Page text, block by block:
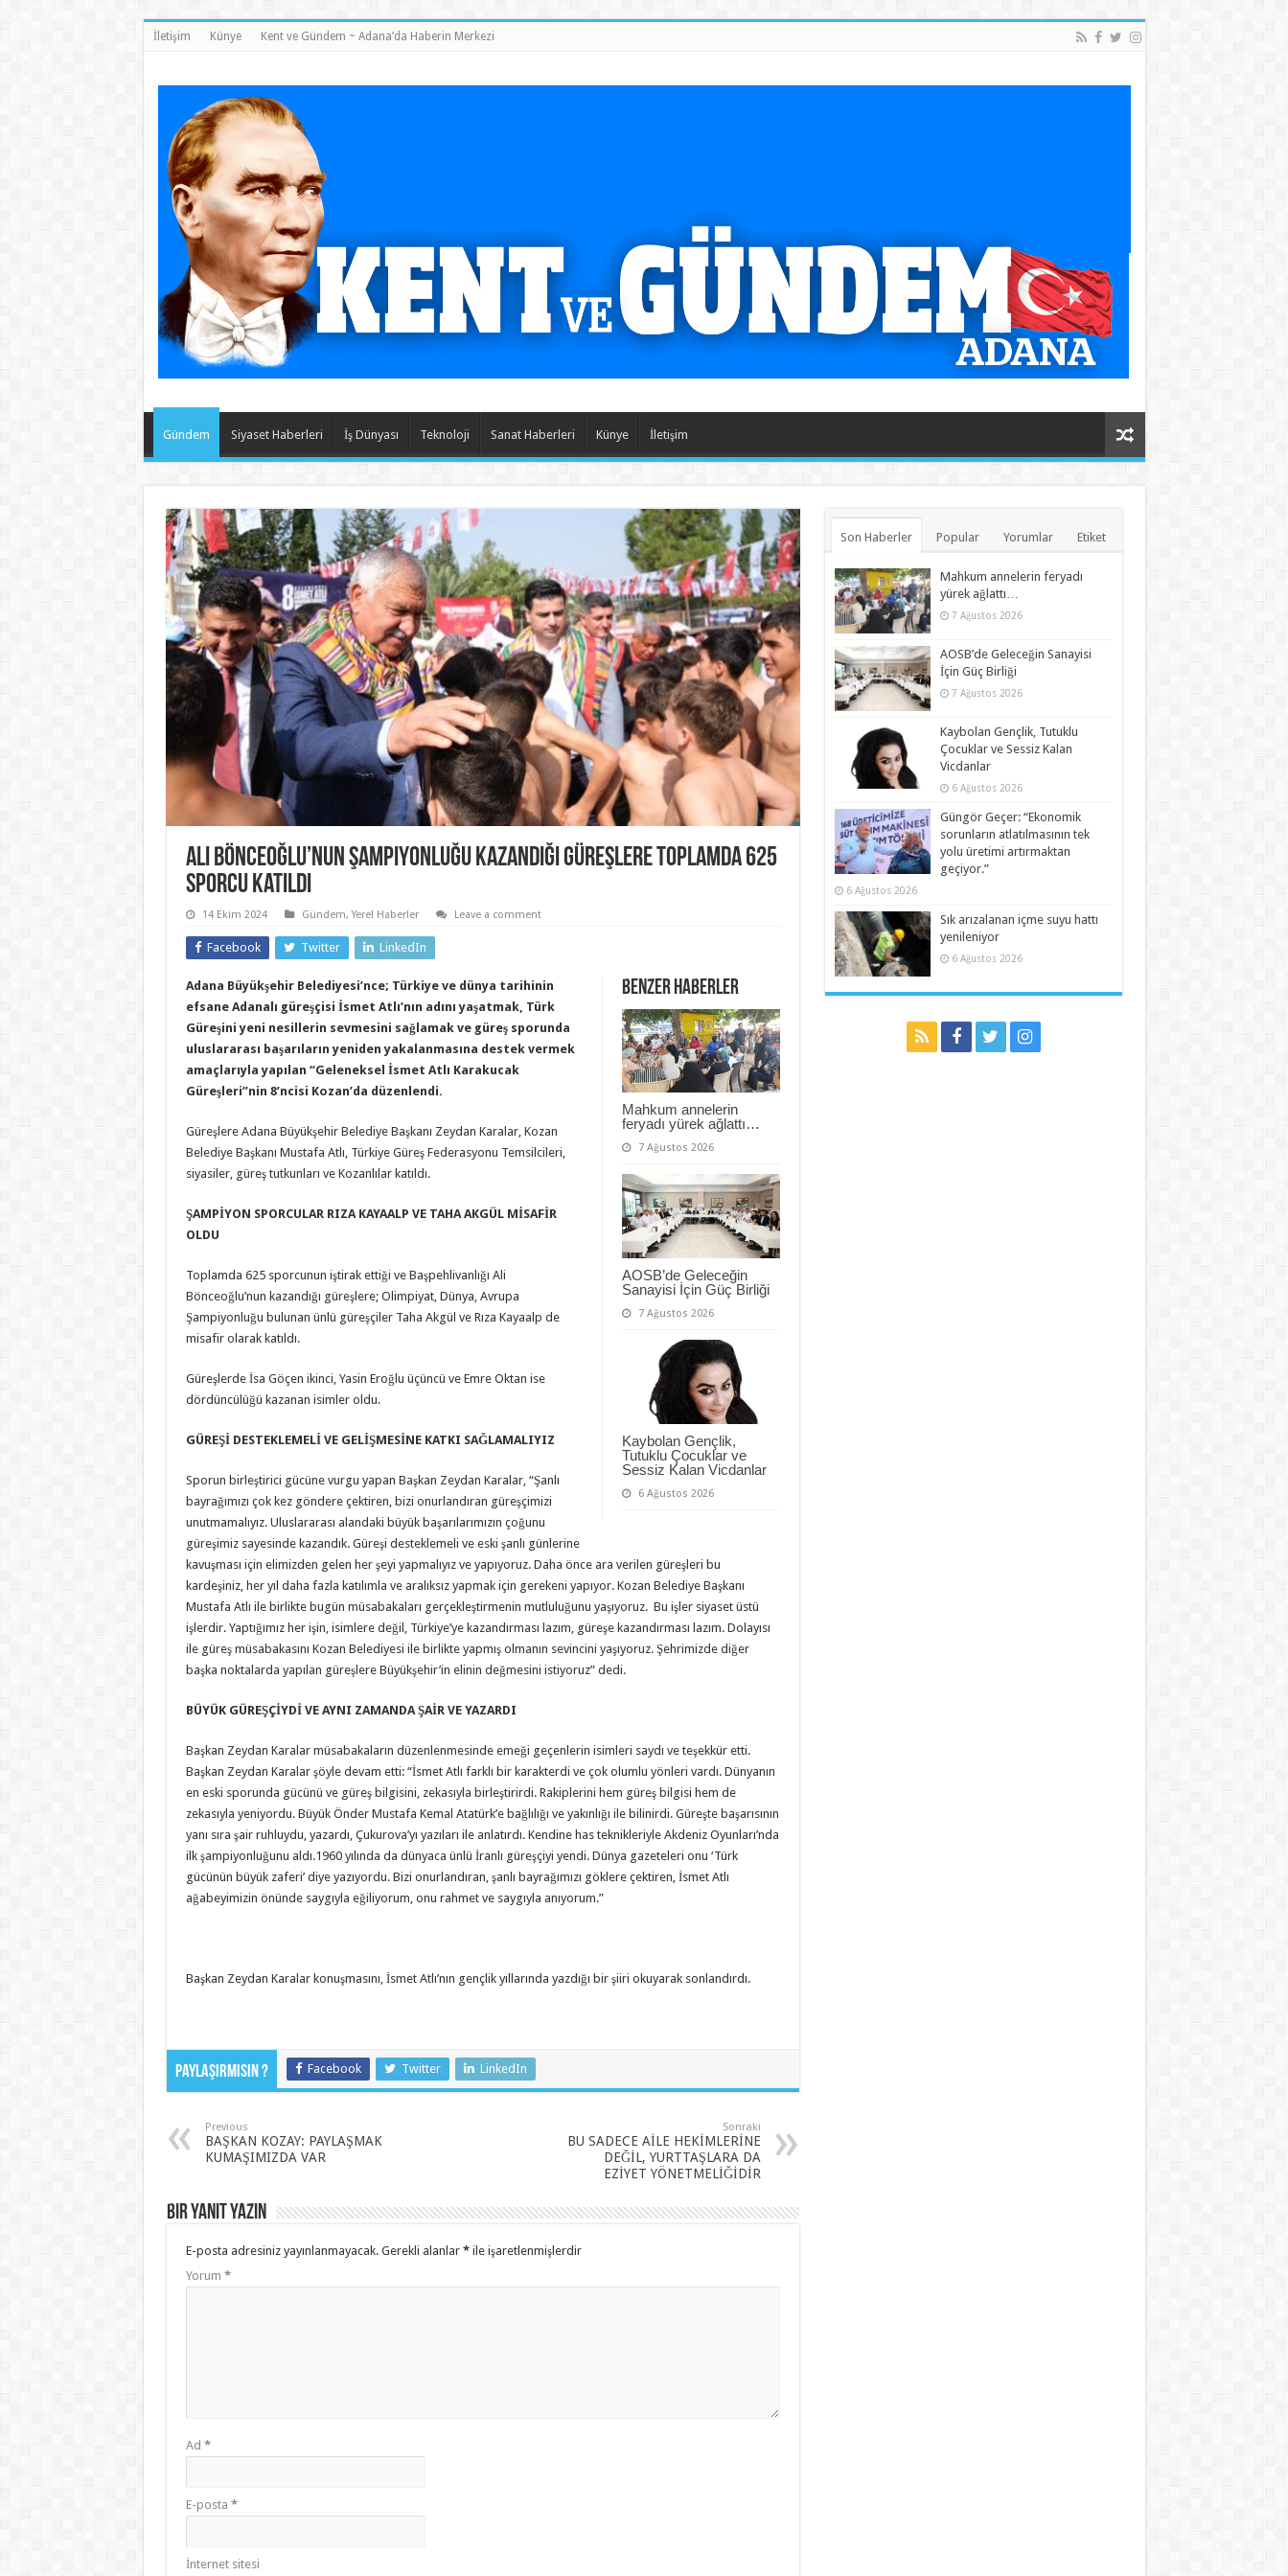
İletişim Künye Kent ve Gündem ~ Adana’da Haberin Merkezi
Gündem Siyaset Haberleri İş Dünyası Teknoloji Sanat Haberleri Künye İletişim
Ali Bönceoğlu’nun şampiyonluğu kazandığı güreşlere toplamda 625
sporcu katıldı
14 Ekim 2024 Gündem,Yerel Haberler Leave a comment
Facebook Twitter LinkedIn
Benzer Haberler
Mahkum annelerin
feryadı yürek ağlattı…
7 Ağustos 2026
AOSB’de Geleceğin
Sanayisi İçin Güç Birliği
7 Ağustos 2026
Kaybolan Gençlik,
Tutuklu Çocuklar ve
Sessiz Kalan Vicdanlar
6 Ağustos 2026
Adana Büyükşehir Belediyesi’nce; Türkiye ve dünya tarihinin
efsane Adanalı güreşçisi İsmet Atlı’nın adını yaşatmak, Türk
Güreşini yeni nesillerin sevmesini sağlamak ve güreş sporunda
uluslararası başarıların yeniden yakalanmasına destek vermek
amaçlarıyla yapılan “Geleneksel İsmet Atlı Karakucak
Güreşleri”nin 8’ncisi Kozan’da düzenlendi.
Güreşlere Adana Büyükşehir Belediye Başkanı Zeydan Karalar, Kozan
Belediye Başkanı Mustafa Atlı, Türkiye Güreş Federasyonu Temsilcileri,
siyasiler, güreş tutkunları ve Kozanlılar katıldı.
ŞAMPİYON SPORCULAR RIZA KAYAALP VE TAHA AKGÜL MİSAFİR
OLDU
Toplamda 625 sporcunun iştirak ettiği ve Başpehlivanlığı Ali
Bönceoğlu’nun kazandığı güreşlere; Olimpiyat, Dünya, Avrupa
Şampiyonluğu bulunan ünlü güreşçiler Taha Akgül ve Rıza Kayaalp de
misafir olarak katıldı.
Güreşlerde İsa Göçen ikinci, Yasin Eroğlu üçüncü ve Emre Oktan ise
dördüncülüğü kazanan isimler oldu.
GÜREŞİ DESTEKLEMELİ VE GELİŞMESİNE KATKI SAĞLAMALIYIZ
Sporun birleştirici gücüne vurgu yapan Başkan Zeydan Karalar, “Şanlı
bayrağımızı çok kez göndere çektiren, bizi onurlandıran güreşçimizi
unutmamalıyız. Uluslararası alandaki büyük başarılarımızın çoğunu
güreşimiz sayesinde kazandık. Güreşi desteklemeli ve eski şanlı günlerine
kavuşması için elimizden gelen her şeyi yapmalıyız ve yapıyoruz. Daha önce ara verilen güreşleri bu
kardeşiniz, her yıl daha fazla katılımla ve aralıksız yapmak için gerekeni yapıyor. Kozan Belediye Başkanı
Mustafa Atlı ile birlikte bugün müsabakaları gerçekleştirmenin mutluluğunu yaşıyoruz. Bu işler siyaset üstü
işlerdir. Yaptığımız her işin, isimlere değil, Türkiye’ye kazandırması lazım, güreşe kazandırması lazım. Dolayısı
ile güreş müsabakasını Kozan Belediyesi ile birlikte yapmış olmanın sevincini yaşıyoruz. Şehrimizde diğer
başka noktalarda yapılan güreşlere Büyükşehir’in elinin değmesini istiyoruz” dedi.
BÜYÜK GÜREŞÇİYDİ VE AYNI ZAMANDA ŞAİR VE YAZARDI
Başkan Zeydan Karalar müsabakaların düzenlenmesinde emeği geçenlerin isimleri saydı ve teşekkür etti.
Başkan Zeydan Karalar şöyle devam etti: “İsmet Atlı farklı bir karakterdi ve çok olumlu yönleri vardı. Dünyanın
en eski sporunda gücünü ve güreş bilgisini, zekasıyla birleştirirdi. Rakiplerini hem güreş bilgisi hem de
zekasıyla yeniyordu. Büyük Önder Mustafa Kemal Atatürk’e bağlılığı ve yakınlığı ile bilinirdi. Güreşte başarısının
yanı sıra şair ruhluydu, yazardı, Çukurova’yı yazıları ile anlatırdı. Kendine has teknikleriyle Akdeniz Oyunları’nda
ilk şampiyonluğunu aldı.1960 yılında da dünyaca ünlü İranlı güreşçiyi yendi. Dünya gazeteleri onu ‘Türk
gücünün büyük zaferi’ diye yazıyordu. Bizi onurlandıran, şanlı bayrağımızı göklere çektiren, İsmet Atlı
ağabeyimizin önünde saygıyla eğiliyorum, onu rahmet ve saygıyla anıyorum.”
Başkan Zeydan Karalar konuşmasını, İsmet Atlı’nın gençlik yıllarında yazdığı bir şiiri okuyarak sonlandırdı.
Paylaşırmısın ? Facebook Twitter LinkedIn
Previous
BAŞKAN KOZAY: PAYLAŞMAK
KUMAŞIMIZDA VAR
Sonraki
BU SADECE AİLE HEKİMLERİNE
DEĞİL, YURTTAŞLARA DA
EZİYET YÖNETMELİĞİDİR
Bir yanıt yazın
E-posta adresiniz yayınlanmayacak. Gerekli alanlar *ile işaretlenmişlerdir
Yorum *
Ad *
E-posta *
İnternet sitesi
Son Haberler Popular Yorumlar Etiket
Mahkum annelerin feryadı
yürek ağlattı…
7 Ağustos 2026
AOSB’de Geleceğin Sanayisi
İçin Güç Birliği
7 Ağustos 2026
Kaybolan Gençlik, Tutuklu
Çocuklar ve Sessiz Kalan
Vicdanlar
6 Ağustos 2026
Güngör Geçer: “Ekonomik
sorunların atlatılmasının tek
yolu üretimi artırmaktan
geçiyor.”
6 Ağustos 2026
Sık arızalanan içme suyu hattı
yenileniyor
6 Ağustos 2026